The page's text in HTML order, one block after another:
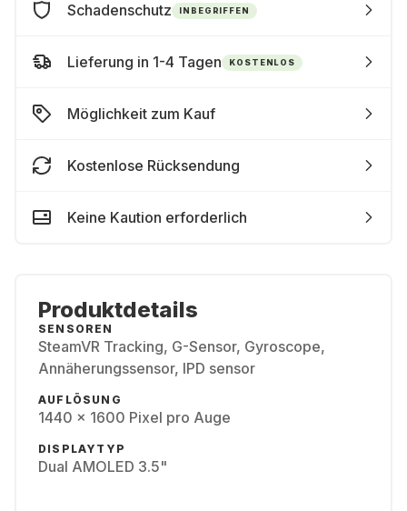
Schadenschutz INBEGRIFFEN
Lieferung in 1-4 Tagen KOSTENLOS
Möglichkeit zum Kauf
Kostenlose Rücksendung
Keine Kaution erforderlich
Produktdetails
SENSOREN
SteamVR Tracking, G-Sensor, Gyroscope,
Annäherungssensor, IPD sensor
AUFLÖSUNG
1440 x 1600 Pixel pro Auge
DISPLAYTYP
Dual AMOLED 3.5"